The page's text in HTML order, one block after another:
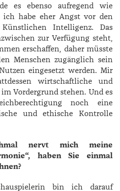
es ebenso aufregend wie
habe eher Angst vor den
Intelligenz. Das
zur Verfügung steht,
erschaffen, daher müsste
Menschen zugänglich sein
eingesetzt werden. Mir
wirtschaftliche und
Vordergrund stehen. Und es
noch eine
und ethische Kontrolle
nervt mich meine
haben Sie einmal
bin ich darauf